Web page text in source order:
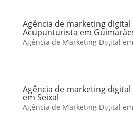
Agência de marketing digital
Acupunturista em
Agência de Marketing Digital
Agência de marketing
em Seixal
Agência de Marketing Digital